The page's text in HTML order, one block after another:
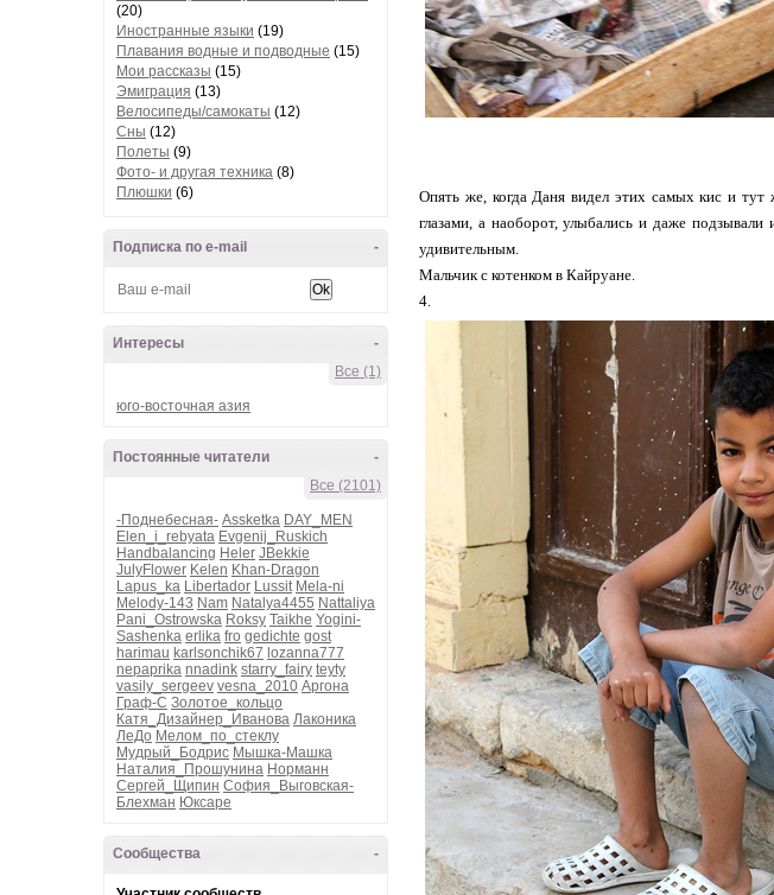
(20)
Иностранные языки (19)
Плавания водные и подводные (15)
Мои рассказы (15)
Эмиграция (13)
Велосипеды/самокаты (12)
Сны (12)
Полеты (9)
Фото- и другая техника (8)
Плюшки (6)
-
Подписка по e-mail
-
Интересы
Все (1)
юго-восточная азия
-
Постоянные читатели
Все (2101)
-Поднебесная- Assketka DAY_MEN
Elen_i_rebyata Evgenij_Ruskich
Handbalancing Heler JBekkie
JulyFlower Kelen Khan-Dragon
Lapus_ka Libertador Lussit Mela-ni
Melody-143 Nam Natalya4455 Nattaliya
Pani_Ostrowska Roksy Taikhe Yogini-
Sashenka erlika fro gedichte gost
harimau karlsonchik67 lozanna777
nepaprika nnadink starry_fairy teyty
vasily_sergeev vesna_2010 Аргона
Граф-С Золотое_кольцо
Катя_Дизайнер_Иванова Лаконика
ЛеДо Мелом_по_стеклу
Мудрый_Бодрис Мышка-Машка
Наталия_Прошунина Норманн
Сергей_Щипин София_Выговская-
Блехман Юксаре
-
Сообщества
Опять же, когда Даня видел этих самых кис и
глазами, а наоборот, улыбались и даже
удивительным.
Мальчик с котенком в Кайруане.
4.